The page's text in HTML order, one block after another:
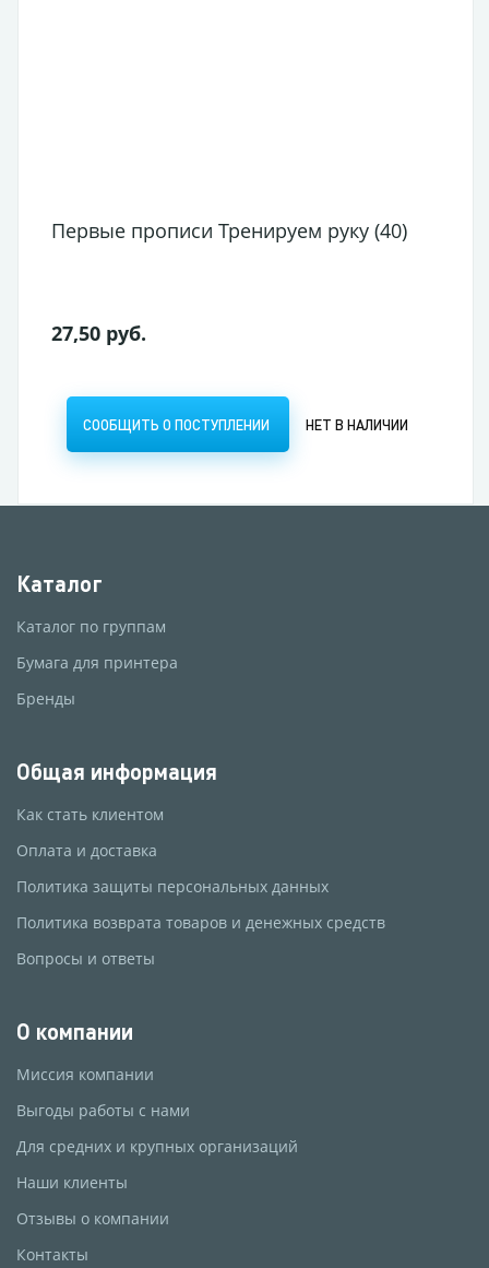
Первые прописи Тренируем руку (40)
27,50 руб.
СООБЩИТЬ О ПОСТУПЛЕНИИ НЕТ В НАЛИЧИИ
Каталог
Каталог по группам
Бумага для принтера
Бренды
Общая информация
Как стать клиентом
Оплата и доставка
Политика защиты персональных данных
Политика возврата товаров и денежных средств
Вопросы и ответы
О компании
Миссия компании
Выгоды работы с нами
Для средних и крупных организаций
Наши клиенты
Отзывы о компании
Контакты